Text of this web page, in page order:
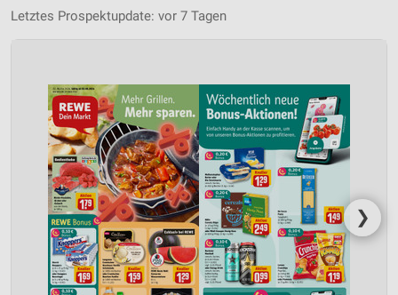
Letztes Prospektupdate: vor 7 Tagen
❯